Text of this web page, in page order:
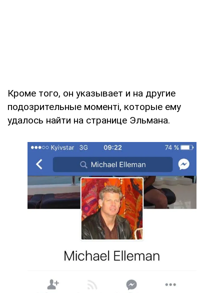
Кроме того, он указывает и на другие
подозрительные моменті, которые ему
удалось найти на странице Эльмана.